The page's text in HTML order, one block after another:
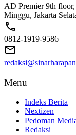
AD Premier 9th
Minggu, Jakarta
0812-1919-9586
Menu
Indeks Berita
Nextizen
Pedoman
Redaksi